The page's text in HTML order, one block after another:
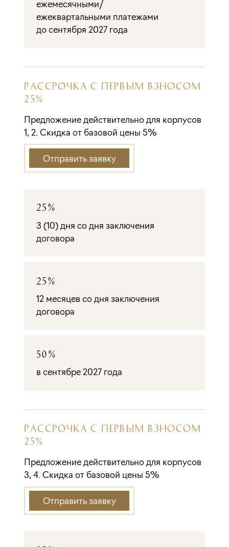
ежемесячными/
ежеквартальными платежами
до сентября 2027 года
РАССРОЧКА С ПЕРВЫМ ВЗНОСОМ
25%
Предложение действительно для корпусов
1, 2. Скидка от базовой цены 5%
Отправить заявку
25%
3 (10) дня со дня заключения
договора
25%
12 месяцев со дня заключения
договора
50%
в сентябре 2027 года
РАССРОЧКА С ПЕРВЫМ ВЗНОСОМ
25%
Предложение действительно для корпусов
3, 4. Скидка от базовой цены 5%
Отправить заявку